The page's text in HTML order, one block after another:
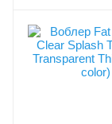
Цвет приманки
Transparent
(1091 color)